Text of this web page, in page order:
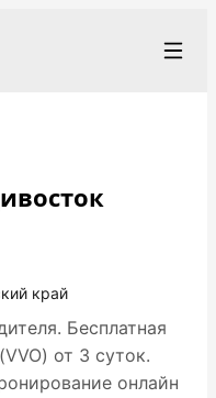
край
Бесплатная
от 3 суток.
онлайн